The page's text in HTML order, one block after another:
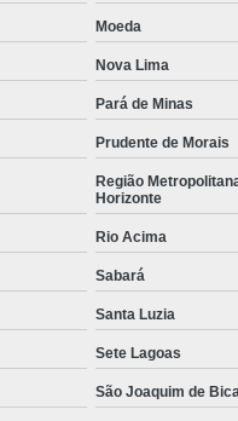
Moeda
Nova Lima
Pará de Minas
Prudente de Morais
Região
Horizonte
Rio Acima
Sabará
Santa Luzia
Sete Lagoas
São Joaquim de